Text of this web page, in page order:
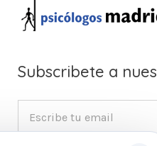
Subscribete a